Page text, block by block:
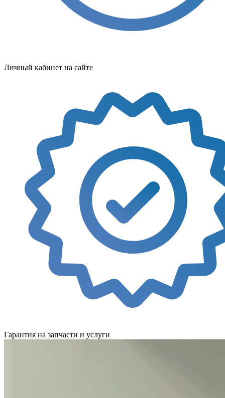
Личный кабинет на сайте
Гарантия на запчасти и услуги